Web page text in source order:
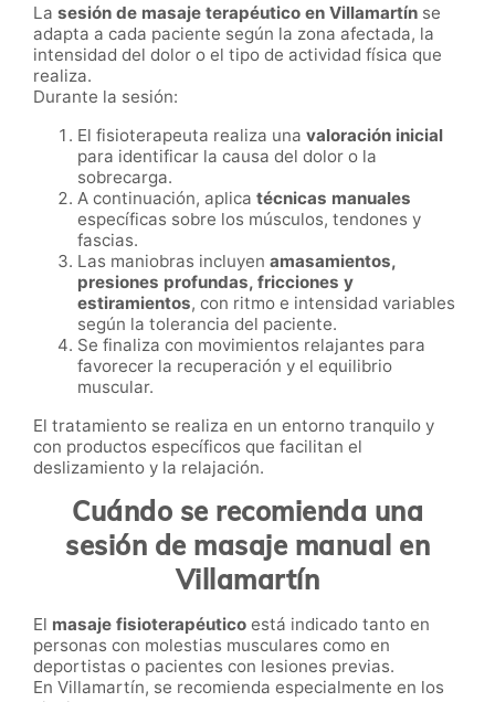
La sesión de masaje terapéutico en Villamartín se
adapta a cada paciente según la zona afectada, la
intensidad del dolor o el tipo de actividad física que
realiza.
Durante la sesión:
El fisioterapeuta realiza una valoración inicial
para identificar la causa del dolor o la
sobrecarga.
A continuación, aplica técnicas manuales
específicas sobre los músculos, tendones y
fascias.
Las maniobras incluyen amasamientos,
presiones profundas, fricciones y
estiramientos, con ritmo e intensidad variables
según la tolerancia del paciente.
Se finaliza con movimientos relajantes para
favorecer la recuperación y el equilibrio
muscular.
El tratamiento se realiza en un entorno tranquilo y
con productos específicos que facilitan el
deslizamiento y la relajación.
Cuándo se recomienda una
sesión de masaje manual en
Villamartín
El masaje fisioterapéutico está indicado tanto en
personas con molestias musculares como en
deportistas o pacientes con lesiones previas.
En Villamartín, se recomienda especialmente en los